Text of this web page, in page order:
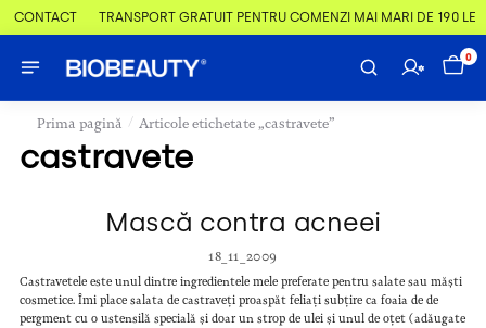
CONTACT TRANSPORT GRATUIT PENTRU COMENZI MAI MARI DE 190 LEI
0
Prima pagină / Articole etichetate „castravete”
castravete
Mască contra acneei
18_11_2009
Castravetele este unul dintre ingredientele mele preferate pentru salate sau măști
cosmetice. Îmi place salata de castraveți proaspăt feliați subțire ca foaia de de
pergment cu o ustensilă specială și doar un strop de ulei și unul de oțet (adăugate